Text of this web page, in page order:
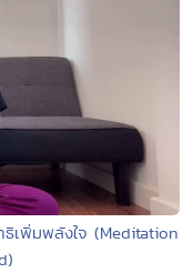
เพิ่มพลังใจ (Meditation